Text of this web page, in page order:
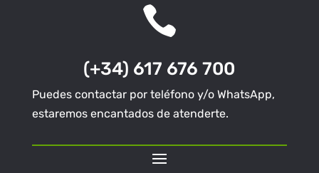

(+34) 617 676 700
Puedes contactar por teléfono y/o WhatsApp,
estaremos encantados de atenderte.